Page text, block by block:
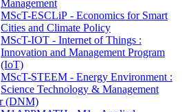
Management
MScT-ESCLiP - Economics for Smart
Cities and Climate Policy
MScT-IOT - Internet of Things :
Innovation and Management Program
(IoT)
MScT-STEEM - Energy Environment :
Science Technology & Management
(DNM)